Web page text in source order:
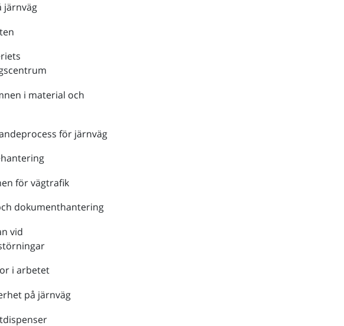
järnväg
i material och
för järnväg
för vägtrafik
dokumenthantering
vid
i arbetet
på järnväg